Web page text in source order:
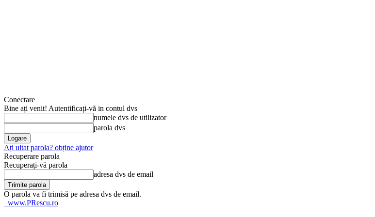
Conectare
Bine ați venit! Autentificați-vă in contul dvs
numele dvs de utilizator
parola dvs
Ați uitat parola? obține ajutor
Recuperare parola
Recuperați-vă parola
adresa dvs de email
O parola va fi trimisă pe adresa dvs de email.
www.PRescu.ro